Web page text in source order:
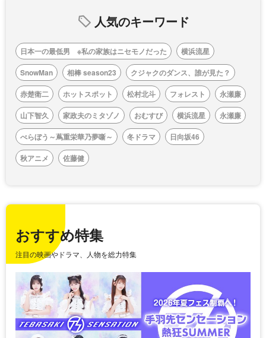
人気のキーワード
日本一の最低男 ※私の家族はニセモノだった
横浜流星
SnowMan
相棒 season23
クジャクのダンス、誰が見た？
赤楚衛二
ホットスポット 松村北斗 フォレスト
永瀬廉
山下智久
家政夫のミタゾノ おむすび 横浜流星
永瀬廉
べらぼう～蔦重栄華乃夢噺～
冬ドラマ
日向坂46
秋アニメ
佐藤健
おすすめ特集
注目の映画やドラマ、人物を総力特集